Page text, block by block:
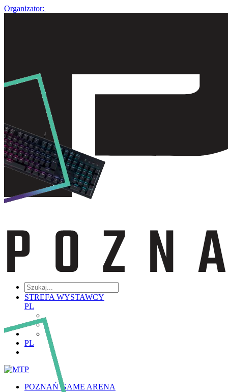
Organizator:
STREFA WYSTAWCY
PL
PL
POZNAŃ GAME ARENA